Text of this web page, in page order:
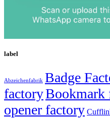
label
Abzeichenfabrik Badge
factoryBookmark
opener factory